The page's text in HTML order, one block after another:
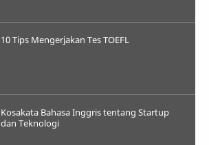
10 Tips Mengerjakan Tes TOEFL
Kosakata Bahasa Inggris tentang Startup
dan Teknologi